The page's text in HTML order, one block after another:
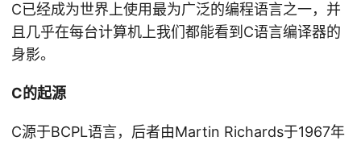
C已经成为世界上使用最为广泛的编程语言之一，并
且几乎在每台计算机上我们都能看到C语言编译器的
身影。
C的起源
C源于BCPL语言，后者由Martin Richards于1967年